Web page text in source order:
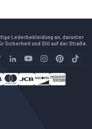
Lederbekleidung an, darunter
Sicherheit und Stil auf der Straße.